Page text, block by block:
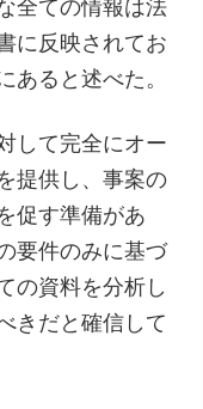
全ての情報は法
に反映されてお
あると述べた。
して完全にオー
提供し、事案の
促す準備があ
要件のみに基づ
の資料を分析し
きだと確信して